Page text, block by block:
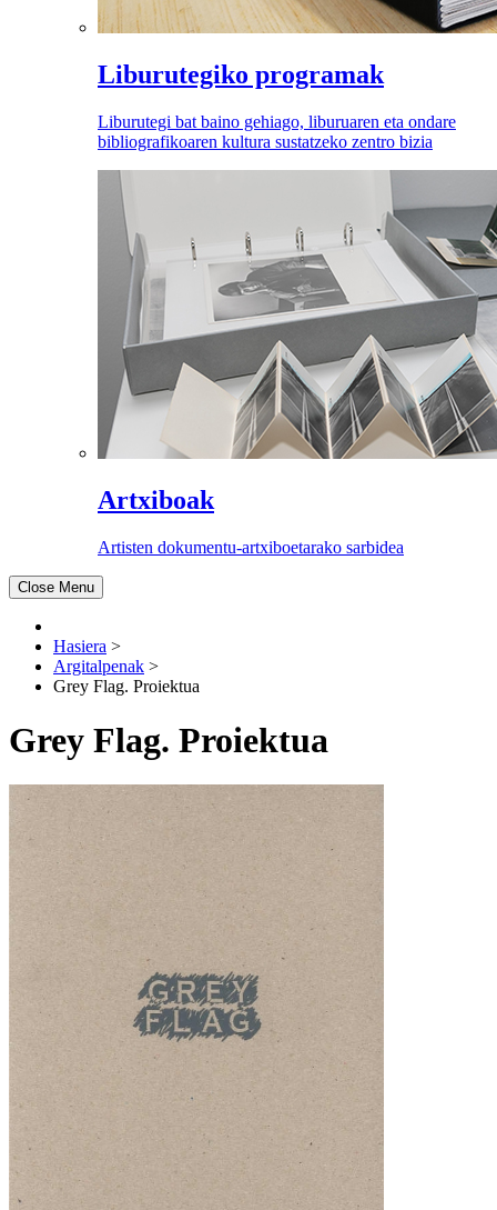
Liburutegiko programak
Liburutegi bat baino gehiago, liburuaren eta ondare
bibliografikoaren kultura sustatzeko zentro bizia
Artxiboak
Artisten dokumentu-artxiboetarako sarbidea
Close Menu
Hasiera >
Argitalpenak >
Grey Flag. Proiektua
Grey Flag. Proiektua